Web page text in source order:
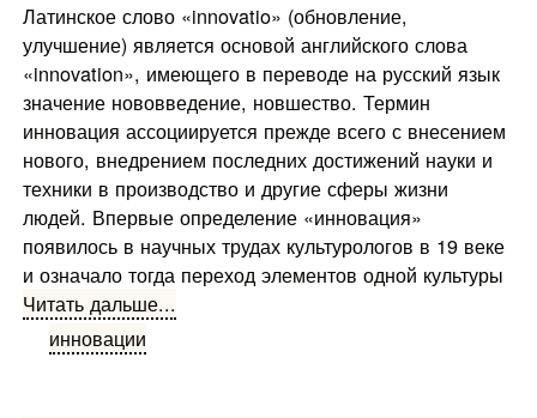
Латинское слово «innovatio» (обновление,
улучшение) является основой английского слова
«innovation», имеющего в переводе на русский язык
значение нововведение, новшество. Термин
инновация ассоциируется прежде всего с внесением
нового, внедрением последних достижений науки и
техники в производство и другие сферы жизни
людей. Впервые определение «инновация»
появилось в научных трудах культурологов в 19 веке
и означало тогда переход элементов одной культуры
Читать дальше...
инновации